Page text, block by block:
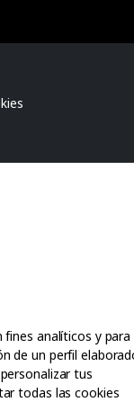
analíticos y para
de un perfil
tus
todas las cookies